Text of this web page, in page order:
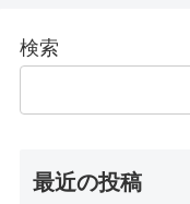
検索
最近の投稿